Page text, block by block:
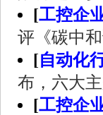
[工控企
评《碳中
[自动化
布，六大
[工控企